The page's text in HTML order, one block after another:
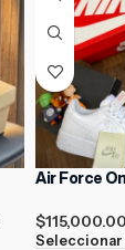
Air Force
$115,000.00